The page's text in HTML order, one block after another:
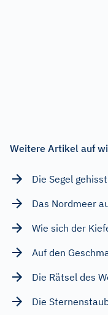
Weitere Artikel auf
Die Segel gehisst
Das Nordmeer
Wie sich der
Auf den
Die Rätsel des
Die